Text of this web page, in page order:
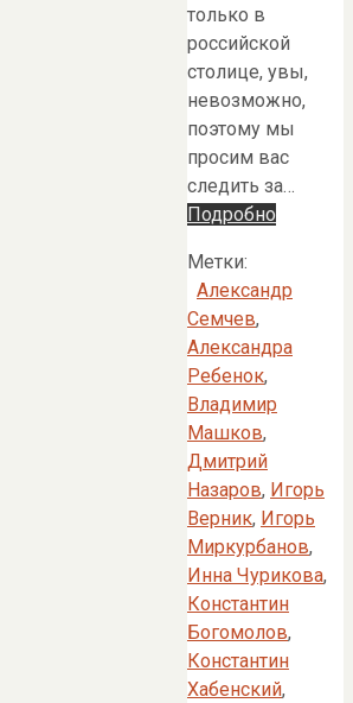
только в
российской
столице, увы,
невозможно,
поэтому мы
просим вас
следить за…
Подробно
Метки:
Александр
Семчев,
Александра
Ребенок,
Владимир
Машков,
Дмитрий
Назаров, Игорь
Верник, Игорь
Миркурбанов,
Инна Чурикова,
Константин
Богомолов,
Константин
Хабенский,